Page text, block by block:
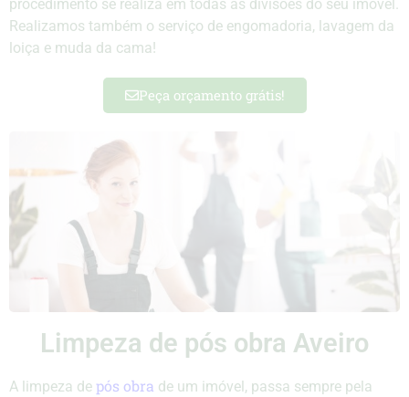
procedimento se realiza em todas as divisões do seu imóvel.
Realizamos também o serviço de engomadoria, lavagem da
loiça e muda da cama!
Peça orçamento grátis!
Limpeza de pós obra Aveiro
A limpeza de pós obra de um imóvel, passa sempre pela